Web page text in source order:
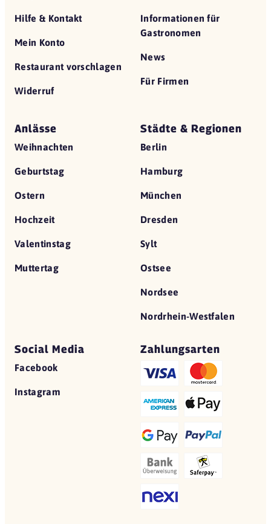
Hilfe & Kontakt
Mein Konto
Restaurant vorschlagen
Widerruf
Informationen für
Gastronomen
News
Für Firmen
Anlässe
Weihnachten
Geburtstag
Ostern
Hochzeit
Valentinstag
Muttertag
Städte & Regionen
Berlin
Hamburg
München
Dresden
Sylt
Ostsee
Nordsee
Nordrhein-Westfalen
Social Media
Facebook
Instagram
Zahlungsarten